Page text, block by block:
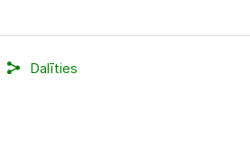
Dalīties